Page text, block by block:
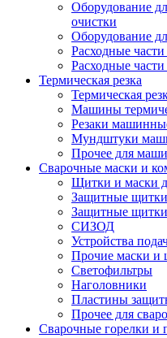
Оборудование
очистки
Оборудование
Расходные
Расходные
Термическая резка
Термическая
Машины
Резаки
Мундштуки
Прочее для
Сварочные маски и
Щитки и маски
Защитные щитки
Защитные щитки
СИЗОД
Устройства
Прочие маски и
Светофильтры
Наголовники
Пластины
Прочее для
Сварочные горелки и